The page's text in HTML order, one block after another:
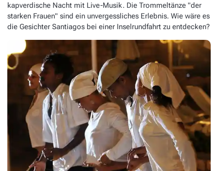
kapverdische Nacht mit Live-Musik. Die Trommeltänze "der
starken Frauen" sind ein unvergessliches Erlebnis. Wie wäre es
die Gesichter Santiagos bei einer Inselrundfahrt zu entdecken?